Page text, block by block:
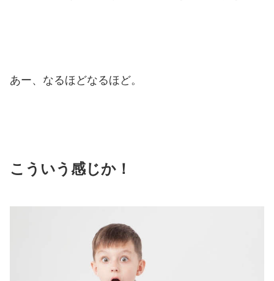
あー、なるほどなるほど。
こういう感じか！